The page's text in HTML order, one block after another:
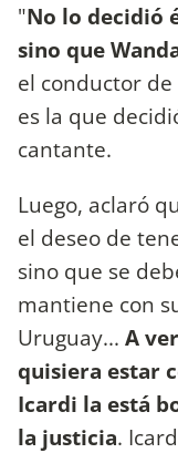
"No lo decidió
sino que
el conductor
es la que
cantante.
Luego, aclaró
el deseo de
sino que se
mantiene con
Uruguay... A
quisiera estar
Icardi la está
la justicia.